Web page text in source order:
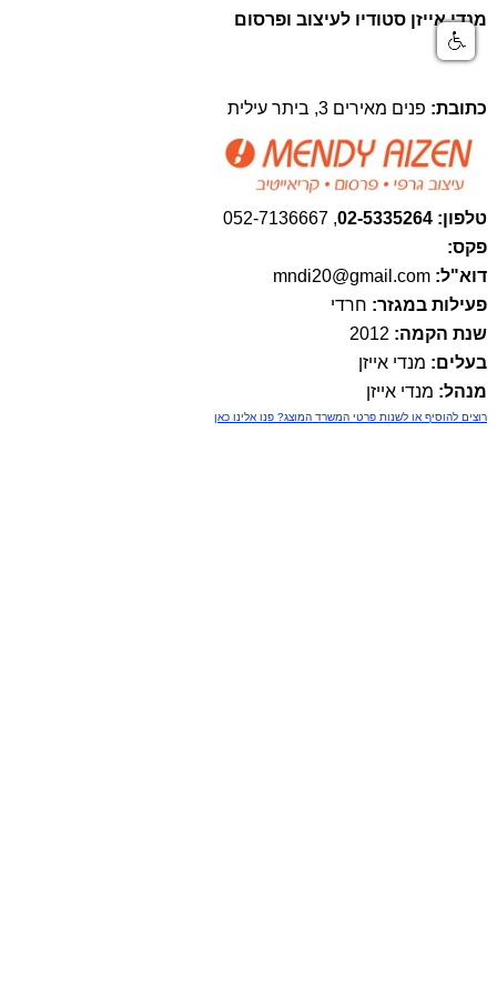
מנדי אייזן סטודיו לעיצוב ופרסום
כתובת: פנים מאירים 3, ביתר עילית
טלפון: 02-5335264 ,
052-7136667
פקס:
דוא"ל: mndi20@gmail.com
פעילות במגזר: חרדי
שנת הקמה: 2012
בעלים: מנדי אייזן
מנהל: מנדי אייזן
רוצים להוסיף או לשנות פרטי המשרד המוצג? פנו אלינו כאן